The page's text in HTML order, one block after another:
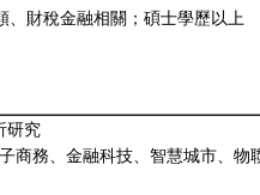
、財稅金融相關；碩士學歷以上
研究
商務、金融科技、智慧城市、